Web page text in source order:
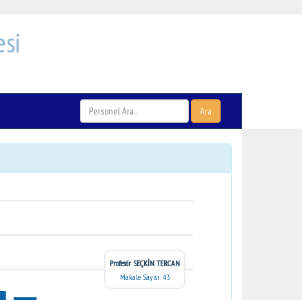
Ara
Profesör SEÇKİN TERCAN
Makale Sayısı: 43